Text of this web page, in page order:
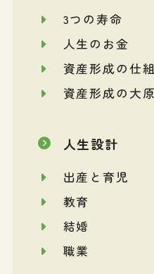
3つの寿命
人生のお金
資産形成の仕
資産形成の大
人生設計
出産と育児
教育
結婚
職業